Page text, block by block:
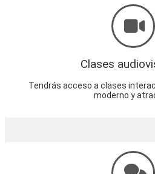
Clases
Tendrás acceso a clases
moderno y